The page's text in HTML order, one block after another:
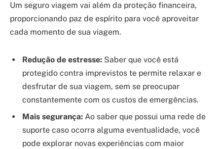
Um seguro viagem vai além da proteção financeira,
proporcionando paz de espírito para você aproveitar
cada momento de sua viagem.
Redução de estresse: Saber que você está
protegido contra imprevistos te permite relaxar e
desfrutar de sua viagem, sem se preocupar
constantemente com os custos de emergências.
Mais segurança: Ao saber que possui uma rede de
suporte caso ocorra alguma eventualidade, você
pode explorar novas experiências com maior